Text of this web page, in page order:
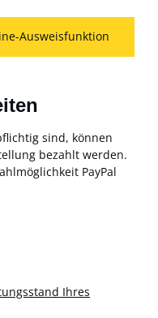
Ausweisfunktion
sind, können
bezahlt werden.
PayPal
Ihres